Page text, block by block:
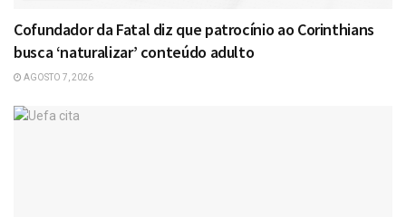
Cofundador da Fatal diz que patrocínio ao Corinthians
busca ‘naturalizar’ conteúdo adulto
AGOSTO 7, 2026